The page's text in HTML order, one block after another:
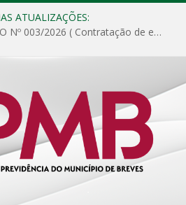
ATUALIZAÇÕES:
DISPENSA DE LICITAÇÃO Nº 003/2026 ( Contratação de empresa para fornecimento de gêneros alimentícios não perecíveis, materiais de expediente, descartáveis, copa e cozinha, para análise e posterior publicação.)